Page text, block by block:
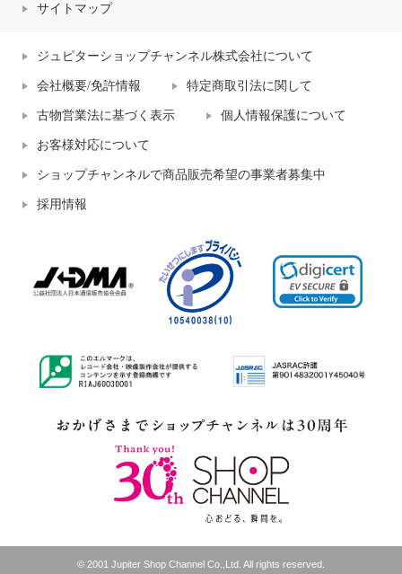
サイトマップ
ジュピターショップチャンネル株式会社について
会社概要/免許情報 特定商取引法に関して
古物営業法に基づく表示 個人情報保護について
お客様対応について
ショップチャンネルで商品販売希望の事業者募集中
採用情報
© 2001 Jupiter Shop Channel Co.,Ltd. All rights reserved.